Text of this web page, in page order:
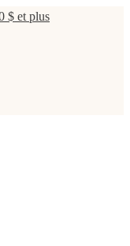
$ et plus